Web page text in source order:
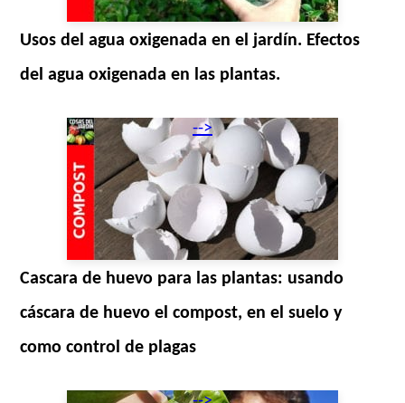
Usos del agua oxigenada en el jardín. Efectos
del agua oxigenada en las plantas.
-->
Cascara de huevo para las plantas: usando
cáscara de huevo el compost, en el suelo y
como control de plagas